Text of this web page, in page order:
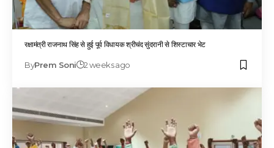
रक्षामंत्री राजनाथ सिंह से हुई पूर्व विधायक श्रीचंद सुंदरानी से शिस्टाचार भेट
ByPrem Soni 2 weeks ago